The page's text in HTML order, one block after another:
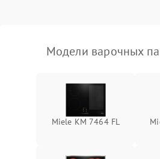
Модели варочных
Miele KM 7464 FL